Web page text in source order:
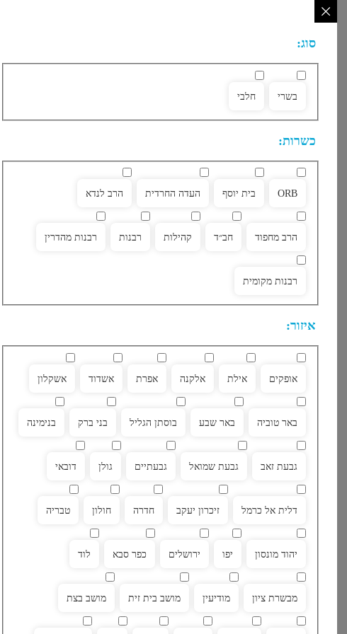
סוג:
בשרי חלבי
כשרות:
ORB בית יוסף העדה החרדית הרב לנדא
הרב מחפוד חב״ד קהילות רבנות רבנות מהדרין
רבנות מקומית
איזור:
אופקים אילת אלקנה אפרת אשדוד אשקלון
באר טוביה באר שבע בוסתן הגליל בני ברק בנימינה
גבעת זאב גבעת שמואל גבעתיים גולן דובאי
דלית אל כרמל זיכרון יעקב חדרה חולון טבריה
יהוד מונסון יפו ירושלים כפר סבא לוד
מבשרת ציון מודיעין מושב בית זית מושב בצת